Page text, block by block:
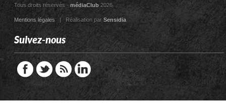
Tous droits réservés -médiaClub 2026
Mentions légales| Réalisation parSensidia
Suivez-nous